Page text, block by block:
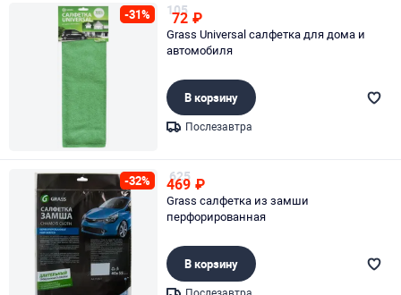
-31% 105
72 ₽
Grass Universal салфетка для дома и
автомобиля
В корзину
Послезавтра
-32% 625
469 ₽
Grass салфетка из замши
перфорированная
В корзину